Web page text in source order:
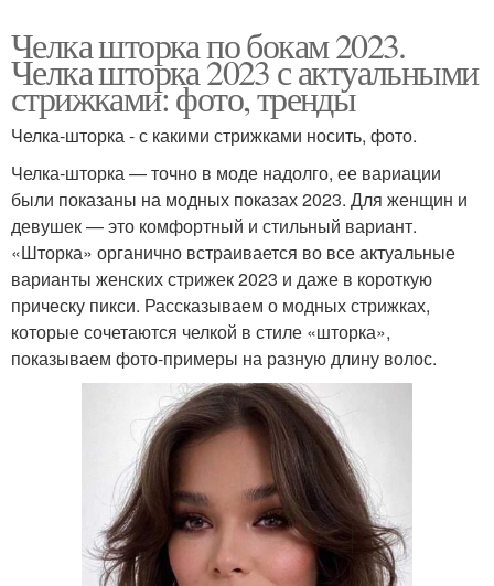
Челка шторка по бокам 2023.
Челка шторка 2023 с актуальными
стрижками: фото, тренды
Челка-шторка - с какими стрижками носить, фото.
Челка-шторка — точно в моде надолго, ее вариации
были показаны на модных показах 2023. Для женщин и
девушек — это комфортный и стильный вариант.
«Шторка» органично встраивается во все актуальные
варианты женских стрижек 2023 и даже в короткую
прическу пикси. Рассказываем о модных стрижках,
которые сочетаются челкой в стиле «шторка»,
показываем фото-примеры на разную длину волос.